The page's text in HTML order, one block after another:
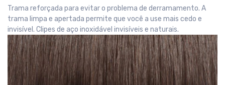
Trama reforçada para evitar o problema de derramamento. A
trama limpa e apertada permite que você a use mais cedo e
invisível. Clipes de aço inoxidável invisíveis e naturais.